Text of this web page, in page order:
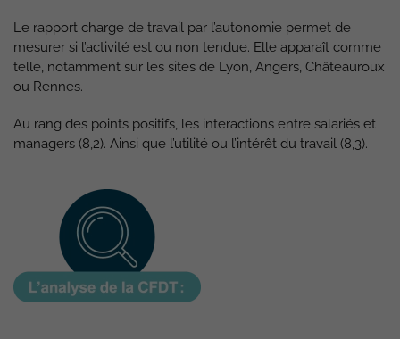
Le rapport charge de travail par l’autonomie permet de
mesurer si l’activité est ou non tendue. Elle apparaît comme
telle, notamment sur les sites de Lyon, Angers, Châteauroux
ou Rennes.
Au rang des points positifs, les interactions entre salariés et
managers (8,2). Ainsi que l’utilité ou l’intérêt du travail (8,3).